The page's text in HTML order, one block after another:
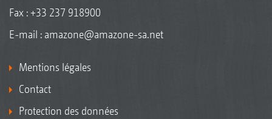
Fax : +33 237 918900
E-mail : amazone@amazone-sa.net
Mentions légales
Contact
Protection des données